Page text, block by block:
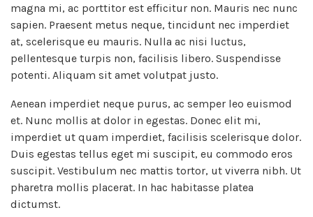
magna mi, ac porttitor est efficitur non. Mauris nec nunc
sapien. Praesent metus neque, tincidunt nec imperdiet
at, scelerisque eu mauris. Nulla ac nisi luctus,
pellentesque turpis non, facilisis libero. Suspendisse
potenti. Aliquam sit amet volutpat justo.
Aenean imperdiet neque purus, ac semper leo euismod
et. Nunc mollis at dolor in egestas. Donec elit mi,
imperdiet ut quam imperdiet, facilisis scelerisque dolor.
Duis egestas tellus eget mi suscipit, eu commodo eros
suscipit. Vestibulum nec mattis tortor, ut viverra nibh. Ut
pharetra mollis placerat. In hac habitasse platea
dictumst.